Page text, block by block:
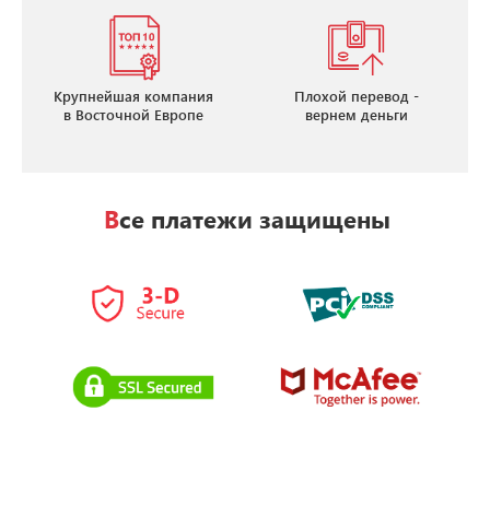
Крупнейшая компания
в Восточной Европе
Плохой перевод -
вернем деньги
Все платежи защищены